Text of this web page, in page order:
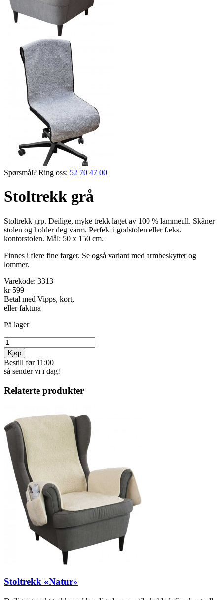
Spørsmål? Ring oss: 52 70 47 00
Stoltrekk grå
Stoltrekk grp. Deilige, myke trekk laget av 100 % lammeull. Skåner
stolen og holder deg varm. Perfekt i godstolen eller f.eks.
kontorstolen. Mål: 50 x 150 cm.
Finnes i flere fine farger. Se også variant med armbeskytter og
lommer.
Varekode: 3313
kr 599
Betal med Vipps, kort,
eller faktura
På lager
Kjøp
Bestill før 11:00
så sender vi i dag!
Relaterte produkter
Stoltrekk «Natur»